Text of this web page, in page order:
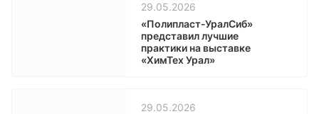
29.05.2026
«Полипласт-УралСиб»
представил лучшие
практики на выставке
«ХимТех Урал»
29.05.2026